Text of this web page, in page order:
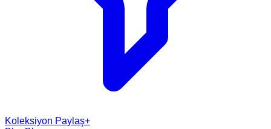
Koleksiyon Paylaş+